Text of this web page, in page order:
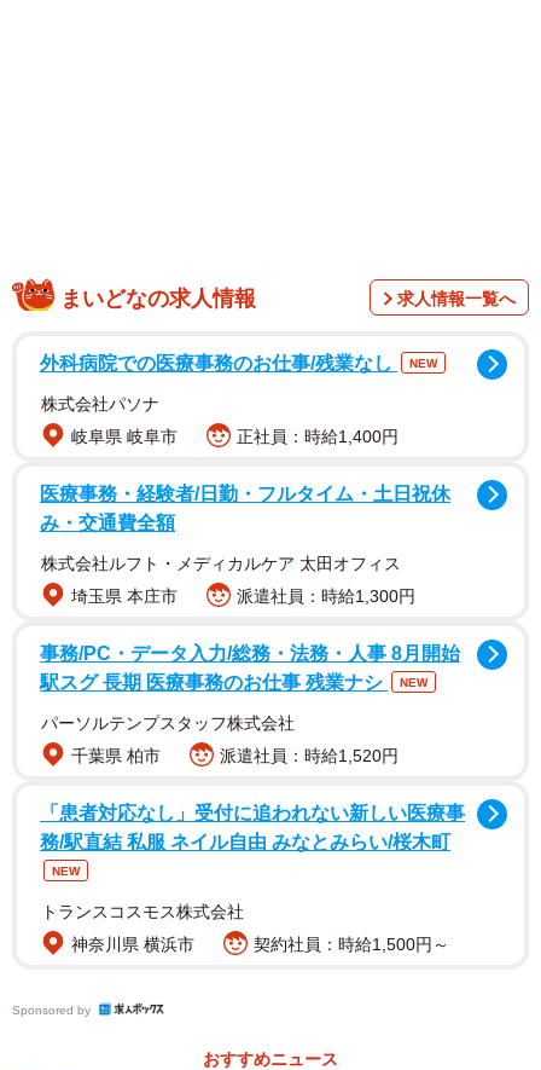
『MKねこタクシー』すっかり猫のイメージが定着した？（MKタクシー
MKタクシーさんは2月22日の猫の日にちなみ、「MKねこタ
クシー」を走らせるなど猫のイメージが少しずつ定着して
きたというタクシー会社。今回再投稿して話題になったの
真です。
そこには「まんまる」になった猫ちゃんの姿が…そんな写
真には「不必要な事は一切書かず、『感じろ』と」「空間
を活かしててなんかエモい」「これは見せたくなるのもわ
ちや猫ちゃんのかわいさにキュンキュンする人たちからた
くさんのコメントが寄せられています。「MKタクシー＝
まいどなの求人情報 求人情報一覧へ
外科病院での医療事務のお仕事/残業なし NEW
株式会社パソナ
岐阜県 岐阜市
正社員：時給1,400円
医療事務・経験者/日勤・フルタイム・土日祝休
み・交通費全額
株式会社ルフト・メディカルケア 太田オフィス
埼玉県 本庄市
派遣社員：時給1,300円
事務/PC・データ入力/総務・法務・人事 8月開始
駅スグ 長期 医療事務のお仕事 残業ナシ
NEW
パーソルテンプスタッフ株式会社
千葉県 柏市
派遣社員：時給1,520円
「患者対応なし」受付に追われない新しい医療事
務/駅直結 私服 ネイル自由 みなとみらい/桜木町
NEW
トランスコスモス株式会社
神奈川県 横浜市
契約社員：時給1,500円～
Sponsored by
おすすめニュース